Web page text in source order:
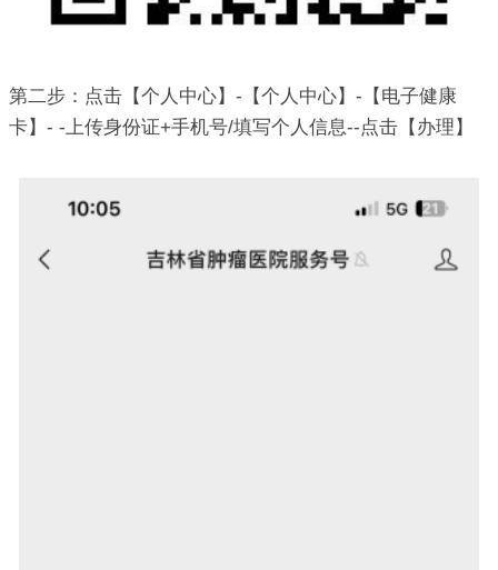
第二步：点击【个人中心】-【个人中心】-【电子健康
卡】- -上传身份证+手机号/填写个人信息--点击【办理】